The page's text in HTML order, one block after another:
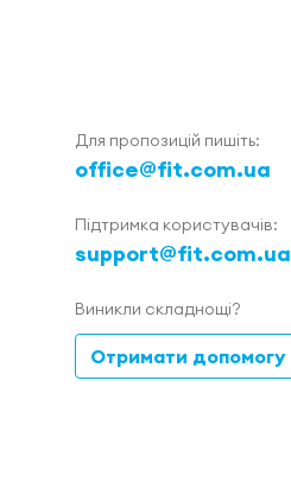
Для пропозицій пишіть:
office@fit.com.ua
Підтримка користувачів:
support@fit.com.ua
Виникли складнощі?
Отримати допомогу